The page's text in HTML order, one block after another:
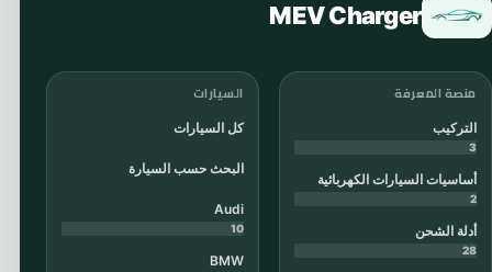
MEV Charger
منصة المعرفة
التركيب
3
أساسيات السيارات الكهربائية
2
أدلة الشحن
28
السيارات
كل السيارات
البحث حسب السيارة
Audi
10
BMW